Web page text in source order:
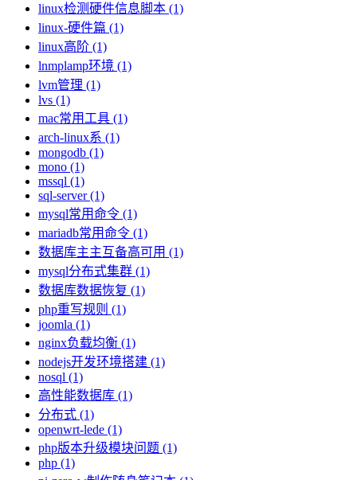
linux检测硬件信息脚本 (1)
linux-硬件篇 (1)
linux高阶 (1)
lnmplamp环境 (1)
lvm管理 (1)
lvs (1)
mac常用工具 (1)
arch-linux系 (1)
mongodb (1)
mono (1)
mssql (1)
sql-server (1)
mysql常用命令 (1)
mariadb常用命令 (1)
数据库主主互备高可用 (1)
mysql分布式集群 (1)
数据库数据恢复 (1)
php重写规则 (1)
joomla (1)
nginx负载均衡 (1)
nodejs开发环境搭建 (1)
nosql (1)
高性能数据库 (1)
分布式 (1)
openwrt-lede (1)
php版本升级模块问题 (1)
php (1)